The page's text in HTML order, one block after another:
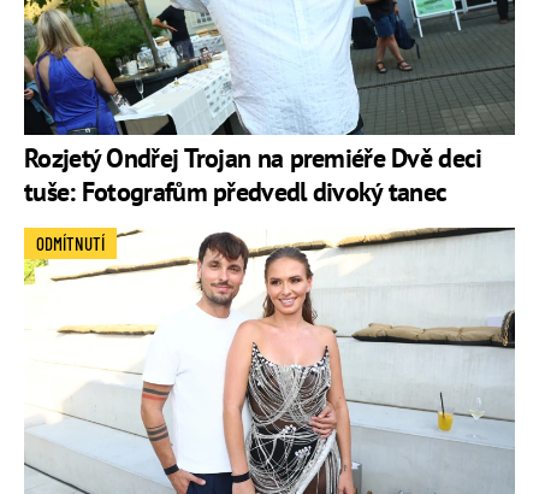
Rozjetý Ondřej Trojan na premiéře Dvě deci
tuše: Fotografům předvedl divoký tanec
ODMÍTNUTÍ